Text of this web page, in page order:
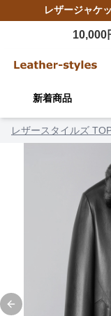
レザージャケ
10,000
新着商品
レザースタイルズ
Previous slide